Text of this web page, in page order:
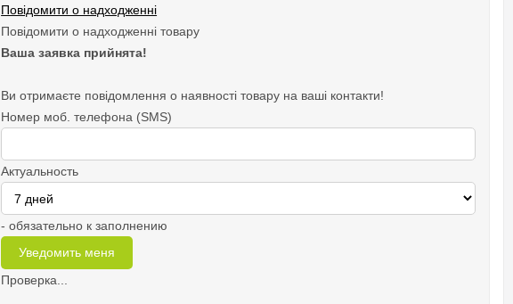
Повідомити о надходженні
Повідомити о надходженні товару
Ваша заявка прийнята!
Ви отримаєте повідомлення о наявності товару на ваші контакти!
Номер моб. телефона (SMS)
Актуальность
- обязательно к заполнению
Проверка...